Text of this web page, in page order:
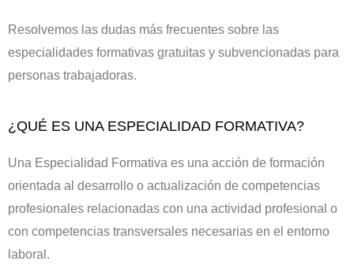
Resolvemos las dudas más frecuentes sobre las
especialidades formativas gratuitas y subvencionadas para
personas trabajadoras.
¿QUÉ ES UNA ESPECIALIDAD FORMATIVA?
Una Especialidad Formativa es una acción de formación
orientada al desarrollo o actualización de competencias
profesionales relacionadas con una actividad profesional o
con competencias transversales necesarias en el entorno
laboral.